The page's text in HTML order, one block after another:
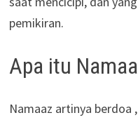
pemikiran.
Apa itu
Namaaz artinya berdoa